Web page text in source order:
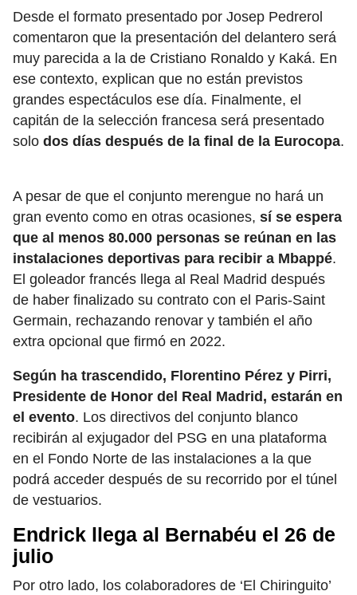
Desde el formato presentado por Josep Pedrerol
comentaron que la presentación del delantero será
muy parecida a la de Cristiano Ronaldo y Kaká. En
ese contexto, explican que no están previstos
grandes espectáculos ese día. Finalmente, el
capitán de la selección francesa será presentado
solo dos días después de la final de la Eurocopa.
A pesar de que el conjunto merengue no hará un
gran evento como en otras ocasiones, sí se espera
que al menos 80.000 personas se reúnan en las
instalaciones deportivas para recibir a Mbappé.
El goleador francés llega al Real Madrid después
de haber finalizado su contrato con el Paris-Saint
Germain, rechazando renovar y también el año
extra opcional que firmó en 2022.
Según ha trascendido, Florentino Pérez y Pirri,
Presidente de Honor del Real Madrid, estarán en
el evento. Los directivos del conjunto blanco
recibirán al exjugador del PSG en una plataforma
en el Fondo Norte de las instalaciones a la que
podrá acceder después de su recorrido por el túnel
de vestuarios.
Endrick llega al Bernabéu el 26 de
julio
Por otro lado, los colaboradores de ‘El Chiringuito’